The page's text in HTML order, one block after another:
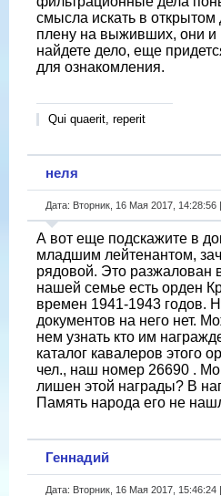
смысла искать в
плену на выживших, они и
найдете дело, еще
для ознакомления.
Qui quaerit, reperit
неля
Дата: Вторник, 16 Мая 2017,
А вот еще подскажите в
младшим лейтенантом,
рядовой. Это
нашей семье есть орден
времен 1941-1943 годов.
документов на него нет.
нем узнать кто им
каталог кавалеров этого
чел., наш номер 26690 .
лишен этой награды? В
Память народа его не
Геннадий
Дата: Вторник, 16 Мая 2017,